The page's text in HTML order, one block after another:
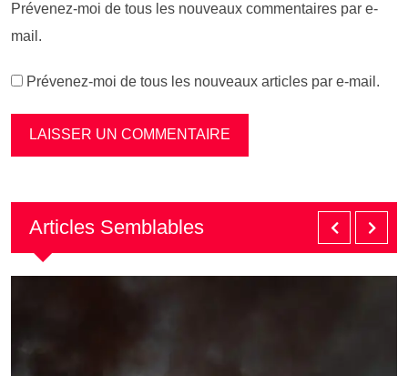
Prévenez-moi de tous les nouveaux commentaires par e-
mail.
Prévenez-moi de tous les nouveaux articles par e-mail.
Articles Semblables